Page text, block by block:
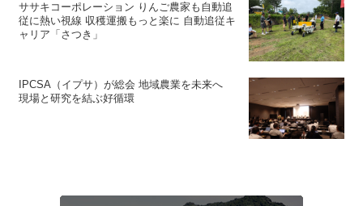
ササキコーポレーション りんご農家も自動追
従に熱い視線 収穫運搬もっと楽に 自動追従キ
ャリア「さつき」
IPCSA（イプサ）が総会 地域農業を未来へ
現場と研究を結ぶ好循環